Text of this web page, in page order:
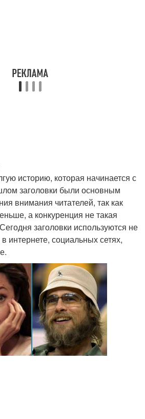
историю, которая начинается с
заголовки были основным
внимания читателей, так как
а конкуренция не такая
заголовки используются не
интернете, социальных сетях,